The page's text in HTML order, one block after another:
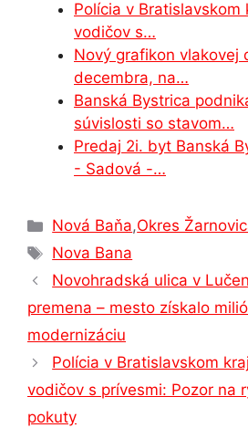
k er
Polícia v Bratislavskom
vodičov s…
Nový grafikon vlakovej
decembra, na…
Banská Bystrica
súvislosti so stavom…
Predaj 2i. byt Banská
- Sadová -…
Kategórie
Nová Baňa,Okres
Značky
Nova Bana
Novohradská ulica v
premena – mesto získalo
modernizáciu
Polícia v Bratislavskom
vodičov s prívesmi: Pozor na
pokuty